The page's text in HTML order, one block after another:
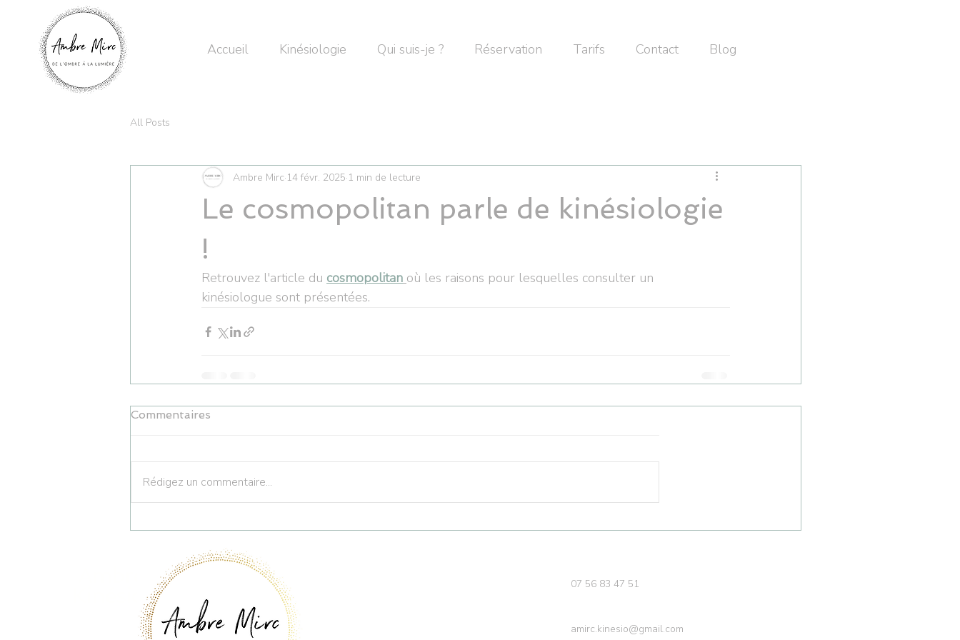
Accueil Kinésiologie Qui suis-je ? Réservation Tarifs Contact Blog
All Posts
Le cosmopolitan parle de kinésiologie
!
Ambre Mirc 14 févr. 2025 1 min de lecture
Retrouvez l'article du cosmopolitan où les raisons pour lesquelles consulter un
kinésiologue sont présentées.
Commentaires
Rédigez un commentaire...
Ambre Mirc
Kinésiologue
07 56 83 47 51
amirc.kinesio@gmail.com